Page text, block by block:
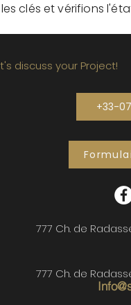
clés et vérifions
discuss your Project!
+33-
777 Ch. de
777 Ch. de